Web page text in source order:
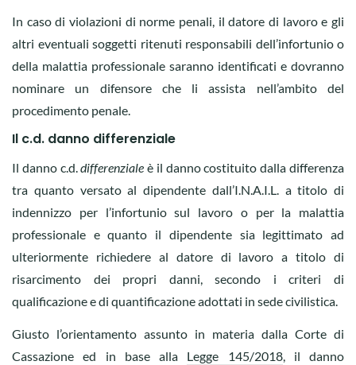
In caso di violazioni di norme penali, il datore di lavoro e gli
altri eventuali soggetti ritenuti responsabili dell’infortunio o
della malattia professionale saranno identificati e dovranno
nominare un difensore che li assista nell’ambito del
procedimento penale.
Il c.d. danno differenziale
Il danno c.d.differenziale è il danno costituito dalla differenza
tra quanto versato al dipendente dall’I.N.A.I.L. a titolo di
indennizzo per l’infortunio sul lavoro o per la malattia
professionale e quanto il dipendente sia legittimato ad
ulteriormente richiedere al datore di lavoro a titolo di
risarcimento dei propri danni, secondo i criteri di
qualificazione e di quantificazione adottati in sede civilistica.
Giusto l’orientamento assunto in materia dalla Corte di
Cassazione ed in base alla Legge 145/2018, il danno